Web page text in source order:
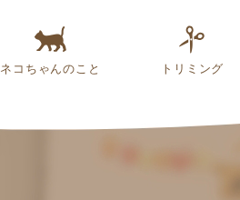
ネコちゃんのこと トリミング